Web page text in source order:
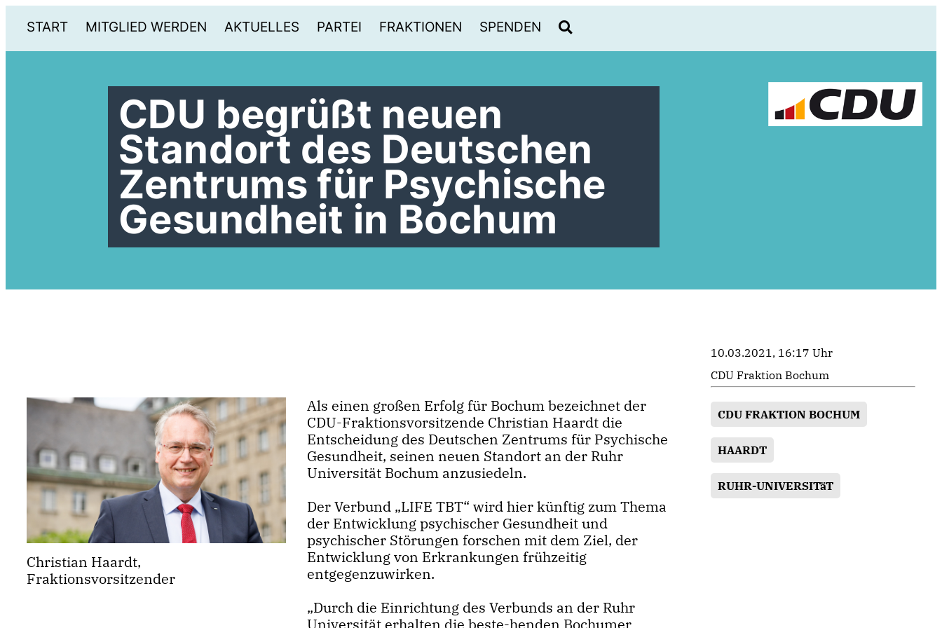
START MITGLIED WERDEN AKTUELLES PARTEI FRAKTIONEN SPENDEN
CDU begrüßt neuen
Standort des Deutschen
Zentrums für Psychische
Gesundheit in Bochum
Christian Haardt,
Fraktionsvorsitzender
Als einen großen Erfolg für Bochum bezeichnet der
CDU-Fraktionsvorsitzende Christian Haardt die
Entscheidung des Deutschen Zentrums für Psychische
Gesundheit, seinen neuen Standort an der Ruhr
Universität Bochum anzusiedeln.
Der Verbund „LIFE TBT“ wird hier künftig zum Thema
der Entwicklung psychischer Gesundheit und
psychischer Störungen forschen mit dem Ziel, der
Entwicklung von Erkrankungen frühzeitig
entgegenzuwirken.
Durch die Einrichtung des Verbunds an der Ruhr
Universität erhalten die beste-henden Bochumer
10.03.2021, 16:17 Uhr
CDU Fraktion Bochum
CDU FRAKTION BOCHUM
HAARDT
RUHR-UNIVERSITäT